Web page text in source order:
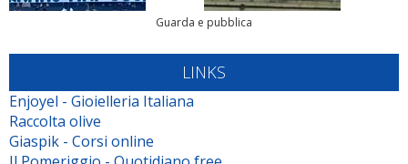
Guarda e pubblica
LINKS
Enjoyel - Gioielleria Italiana
Raccolta olive
Giaspik - Corsi online